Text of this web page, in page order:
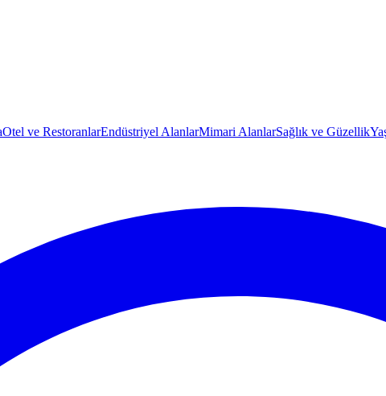
Otel ve RestoranlarEndüstriyel AlanlarMimari AlanlarSağlık ve Güzellik